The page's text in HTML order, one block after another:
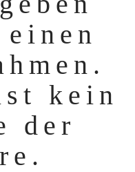
einen
kein
der